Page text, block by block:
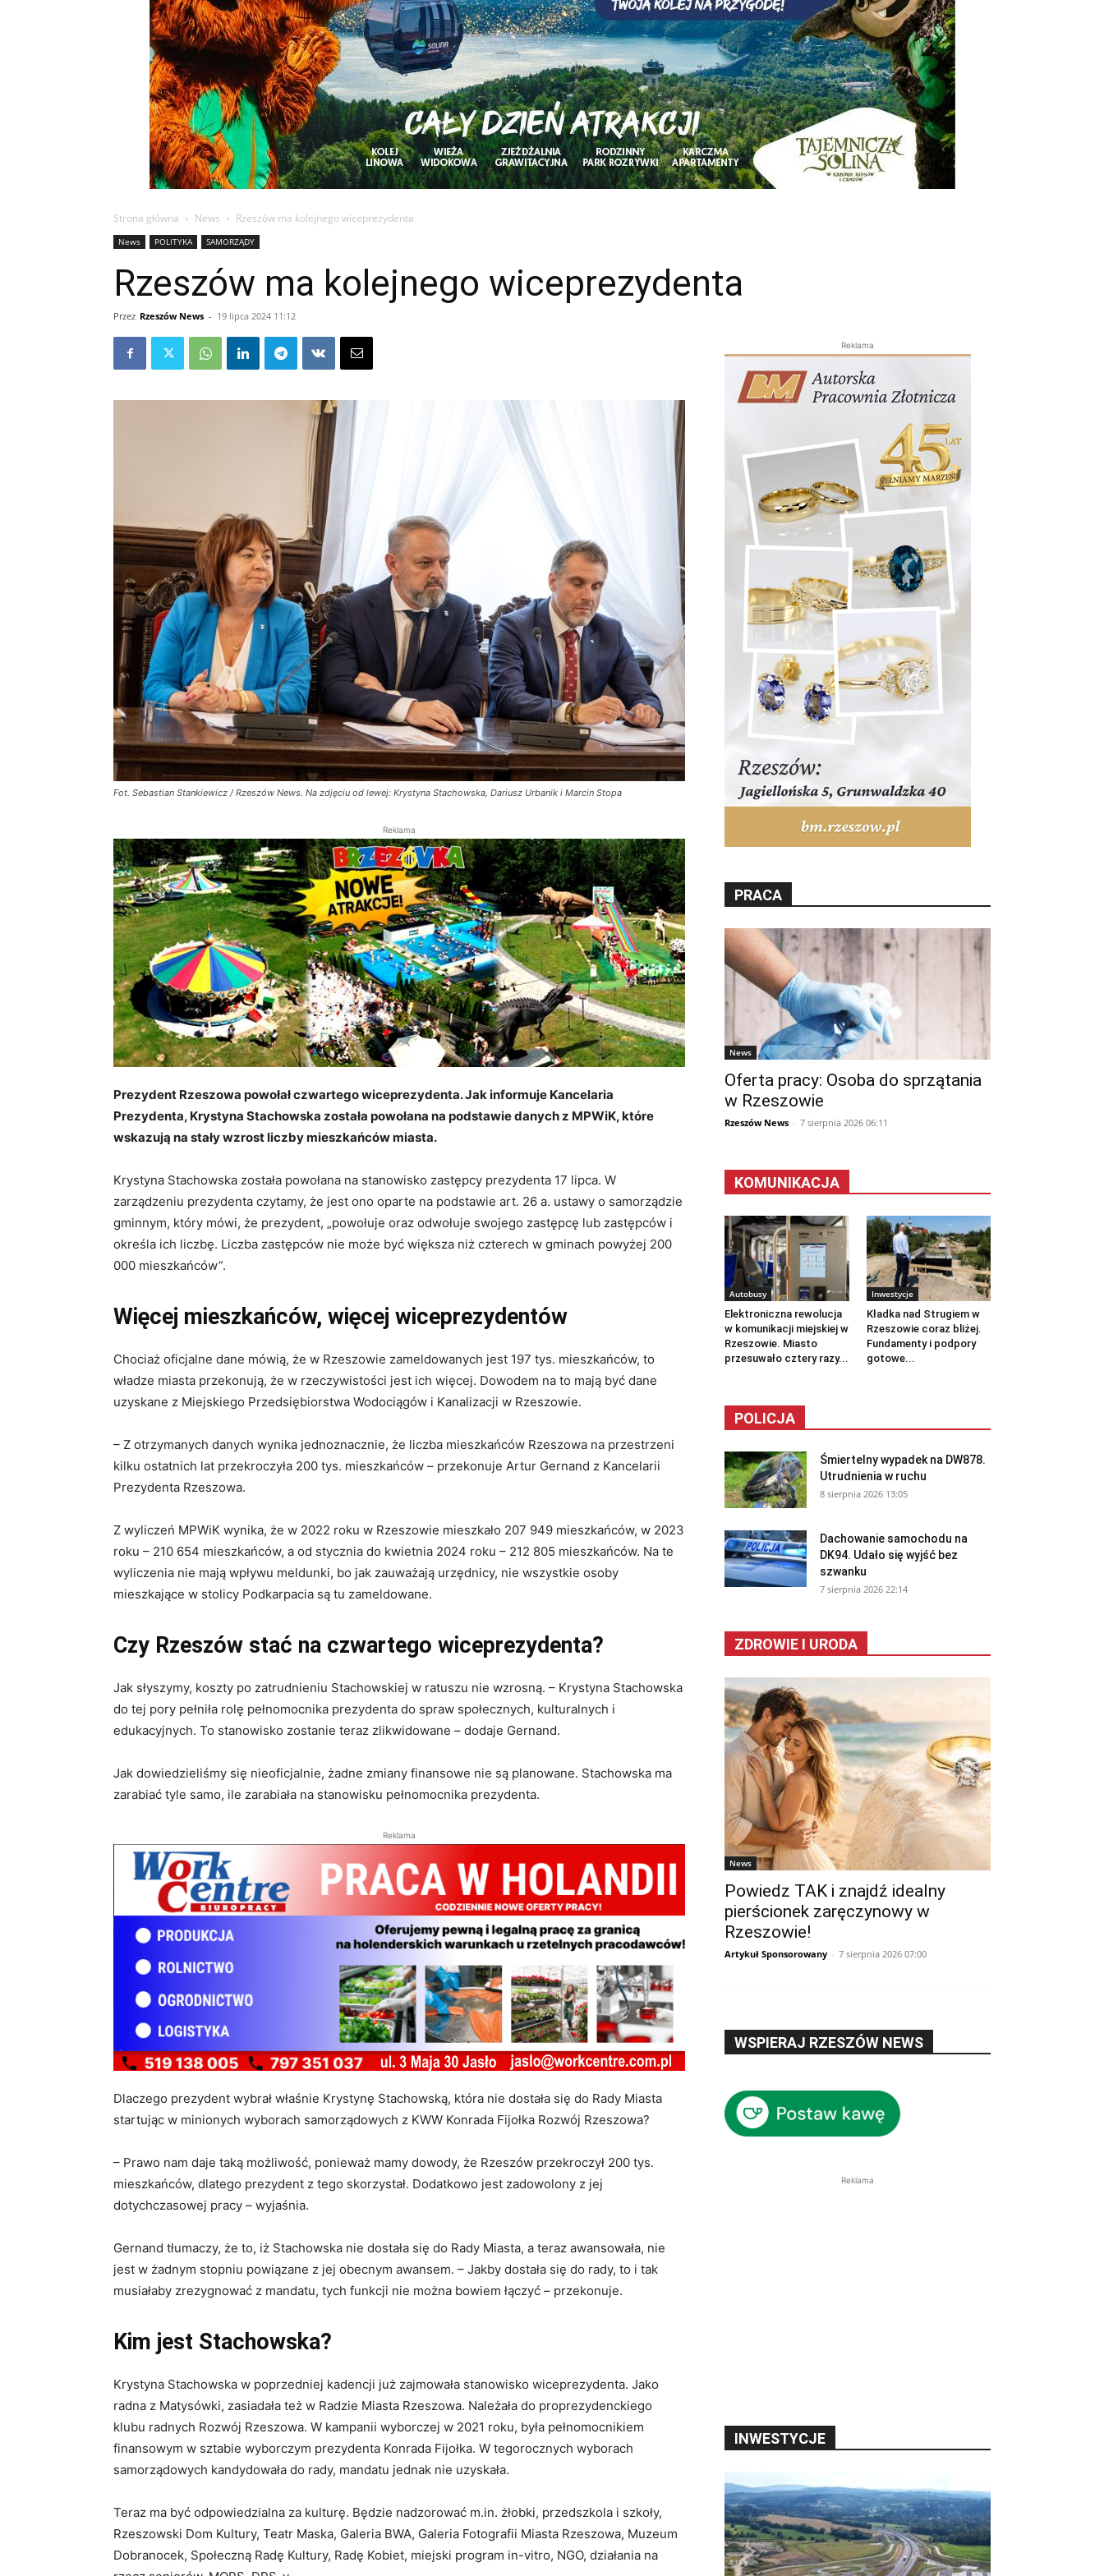
Strona główna News Rzeszów ma kolejnego wiceprezydenta
News POLITYKA SAMORZĄDY
Rzeszów ma kolejnego wiceprezydenta
Przez Rzeszów News - 19 lipca 2024 11:12
Fot. Sebastian Stankiewicz / Rzeszów News. Na zdjęciu od lewej: Krystyna Stachowska, Dariusz Urbanik i Marcin Stopa
Reklama
Prezydent Rzeszowa powołał czwartego wiceprezydenta. Jak informuje Kancelaria
Prezydenta, Krystyna Stachowska została powołana na podstawie danych z MPWiK, które
wskazują na stały wzrost liczby mieszkańców miasta.
Krystyna Stachowska została powołana na stanowisko zastępcy prezydenta 17 lipca. W
zarządzeniu prezydenta czytamy, że jest ono oparte na podstawie art. 26 a. ustawy o samorządzie
gminnym, który mówi, że prezydent, „powołuje oraz odwołuje swojego zastępcę lub zastępców i
określa ich liczbę. Liczba zastępców nie może być większa niż czterech w gminach powyżej 200
000 mieszkańców”.
Więcej mieszkańców, więcej wiceprezydentów
Chociaż oficjalne dane mówią, że w Rzeszowie zameldowanych jest 197 tys. mieszkańców, to
władze miasta przekonują, że w rzeczywistości jest ich więcej. Dowodem na to mają być dane
uzyskane z Miejskiego Przedsiębiorstwa Wodociągów i Kanalizacji w Rzeszowie.
– Z otrzymanych danych wynika jednoznacznie, że liczba mieszkańców Rzeszowa na przestrzeni
kilku ostatnich lat przekroczyła 200 tys. mieszkańców – przekonuje Artur Gernand z Kancelarii
Prezydenta Rzeszowa.
Z wyliczeń MPWiK wynika, że w 2022 roku w Rzeszowie mieszkało 207 949 mieszkańców, w 2023
roku – 210 654 mieszkańców, a od stycznia do kwietnia 2024 roku – 212 805 mieszkańców. Na te
wyliczenia nie mają wpływu meldunki, bo jak zauważają urzędnicy, nie wszystkie osoby
mieszkające w stolicy Podkarpacia są tu zameldowane.
Czy Rzeszów stać na czwartego wiceprezydenta?
Jak słyszymy, koszty po zatrudnieniu Stachowskiej w ratuszu nie wzrosną. – Krystyna Stachowska
do tej pory pełniła rolę pełnomocnika prezydenta do spraw społecznych, kulturalnych i
edukacyjnych. To stanowisko zostanie teraz zlikwidowane – dodaje Gernand.
Jak dowiedzieliśmy się nieoficjalnie, żadne zmiany finansowe nie są planowane. Stachowska ma
zarabiać tyle samo, ile zarabiała na stanowisku pełnomocnika prezydenta.
Reklama
Dlaczego prezydent wybrał właśnie Krystynę Stachowską, która nie dostała się do Rady Miasta
startując w minionych wyborach samorządowych z KWW Konrada Fijołka Rozwój Rzeszowa?
– Prawo nam daje taką możliwość, ponieważ mamy dowody, że Rzeszów przekroczył 200 tys.
mieszkańców, dlatego prezydent z tego skorzystał. Dodatkowo jest zadowolony z jej
dotychczasowej pracy – wyjaśnia.
Gernand tłumaczy, że to, iż Stachowska nie dostała się do Rady Miasta, a teraz awansowała, nie
jest w żadnym stopniu powiązane z jej obecnym awansem. – Jakby dostała się do rady, to i tak
musiałaby zrezygnować z mandatu, tych funkcji nie można bowiem łączyć – przekonuje.
Kim jest Stachowska?
Krystyna Stachowska w poprzedniej kadencji już zajmowała stanowisko wiceprezydenta. Jako
radna z Matysówki, zasiadała też w Radzie Miasta Rzeszowa. Należała do proprezydenckiego
klubu radnych Rozwój Rzeszowa. W kampanii wyborczej w 2021 roku, była pełnomocnikiem
finansowym w sztabie wyborczym prezydenta Konrada Fijołka. W tegorocznych wyborach
samorządowych kandydowała do rady, mandatu jednak nie uzyskała.
Teraz ma być odpowiedzialna za kulturę. Będzie nadzorować m.in. żłobki, przedszkola i szkoły,
Rzeszowski Dom Kultury, Teatr Maska, Galeria BWA, Galeria Fotografii Miasta Rzeszowa, Muzeum
Dobranocek, Społeczną Radę Kultury, Radę Kobiet, miejski program in-vitro, NGO, działania na
Reklama
PRACA
News
Oferta pracy: Osoba do sprzątania
w Rzeszowie
Rzeszów News - 7 sierpnia 2026 06:11
KOMUNIKACJA
Autobusy
Elektroniczna rewolucja
w komunikacji miejskiej w
Rzeszowie. Miasto
przesuwało cztery razy...
Inwestycje
Kładka nad Strugiem w
Rzeszowie coraz bliżej.
Fundamenty i podpory
gotowe...
POLICJA
Śmiertelny wypadek na DW878.
Utrudnienia w ruchu
8 sierpnia 2026 13:05
Dachowanie samochodu na
DK94. Udało się wyjść bez
szwanku
7 sierpnia 2026 22:14
ZDROWIE I URODA
News
Powiedz TAK i znajdź idealny
pierścionek zaręczynowy w
Rzeszowie!
Artykuł Sponsorowany - 7 sierpnia 2026 07:00
WSPIERAJ RZESZÓW NEWS
Reklama
INWESTYCJE